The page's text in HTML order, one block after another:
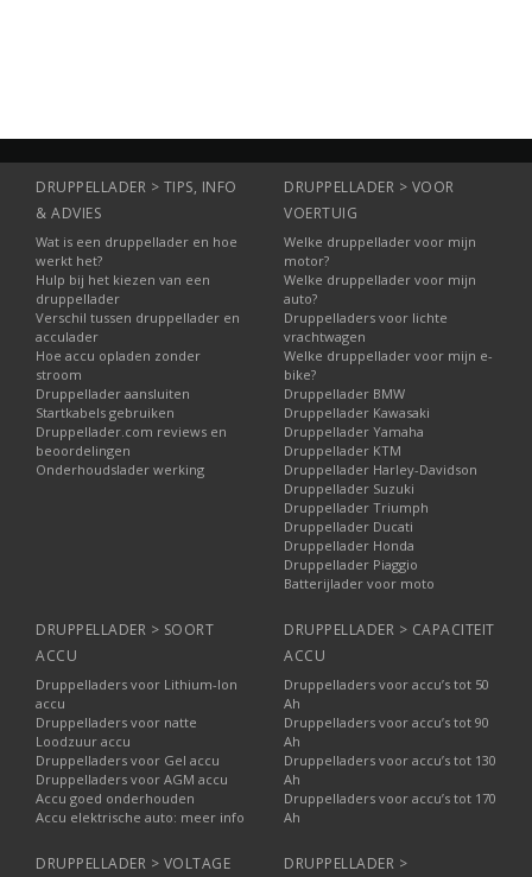
DRUPPELLADER > TIPS, INFO
& ADVIES
Wat is een druppellader en hoe
werkt het?
Hulp bij het kiezen van een
druppellader
Verschil tussen druppellader en
acculader
Hoe accu opladen zonder
stroom
Druppellader aansluiten
Startkabels gebruiken
Druppellader.com reviews en
beoordelingen
Onderhoudslader werking
DRUPPELLADER > VOOR
VOERTUIG
Welke druppellader voor mijn
motor?
Welke druppellader voor mijn
auto?
Druppelladers voor lichte
vrachtwagen
Welke druppellader voor mijn e-
bike?
Druppellader BMW
Druppellader Kawasaki
Druppellader Yamaha
Druppellader KTM
Druppellader Harley-Davidson
Druppellader Suzuki
Druppellader Triumph
Druppellader Ducati
Druppellader Honda
Druppellader Piaggio
Batterijlader voor moto
DRUPPELLADER > SOORT
ACCU
Druppelladers voor Lithium-Ion
accu
Druppelladers voor natte
Loodzuur accu
Druppelladers voor Gel accu
Druppelladers voor AGM accu
Accu goed onderhouden
Accu elektrische auto: meer info
DRUPPELLADER > CAPACITEIT
ACCU
Druppelladers voor accu’s tot 50
Ah
Druppelladers voor accu’s tot 90
Ah
Druppelladers voor accu’s tot 130
Ah
Druppelladers voor accu’s tot 170
Ah
DRUPPELLADER > VOLTAGE
DRUPPELLADER >